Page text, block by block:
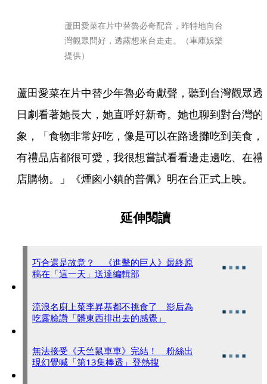
蘆田愛菜在片中替魯必奇配音，昨特地向台
灣觀眾問好，透露想來台走走。（車庫娛樂
提供）
蘆田愛菜在片中替少年魯必奇獻聲，聽到台灣觀眾透
日劇看著她長大，她直呼好新奇。她也聊到對台灣的
象，「食物非常好吃，像是可以在路邊攤吃到美食，
有禮品店都很可愛，我很想嘗試看看邊走邊吃、在禮
店購物。」《煙囪小鎮的普佩》明在台正式上映。
延伸閱讀
巧合還是故意？ 《進擊的巨人》最終原
稿在「這一天」送達編輯部
流浪名廚上菜李昇基都不挑食了 影后為
吃露臉讚「髒東西排出去的感覺」
無法接受《天竺鼠車車》完結！ 粉絲出
現幻覺喊「第13集棒透」登熱搜